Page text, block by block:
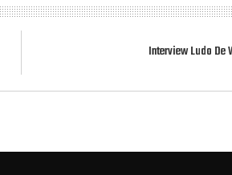
Interview Ludo